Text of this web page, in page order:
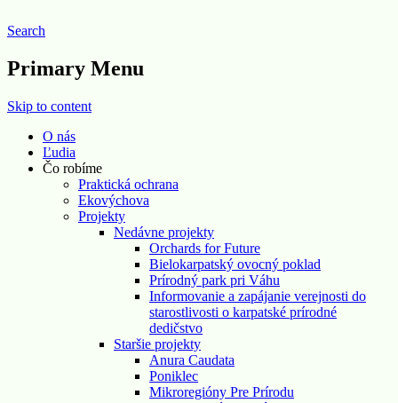
Pre prírodu o. z.
Search
Primary Menu
Skip to content
O nás
Ľudia
Čo robíme
Praktická ochrana
Ekovýchova
Projekty
Nedávne projekty
Orchards for Future
Bielokarpatský ovocný poklad
Prírodný park pri Váhu
Informovanie a zapájanie verejnosti do
starostlivosti o karpatské prírodné
dedičstvo
Staršie projekty
Anura Caudata
Poniklec
Mikroregióny Pre Prírodu